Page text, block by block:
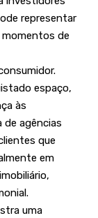
representar
de
espaço,
às
agências
que
em
uma